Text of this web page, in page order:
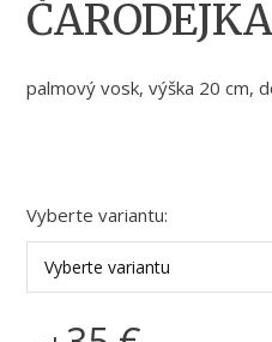
ČARODEJKA
palmový vosk, výška 20 cm,
Vyberte variantu:
Vyberte variantu